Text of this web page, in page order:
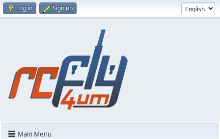
Log in Sign up
Main Menu